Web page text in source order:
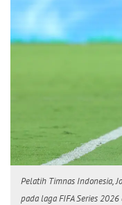
Pelatih Timnas Indonesia,
pada laga FIFA Series